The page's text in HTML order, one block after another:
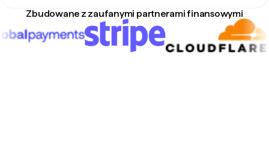
Zbudowane z zaufanymi partnerami finansowymi